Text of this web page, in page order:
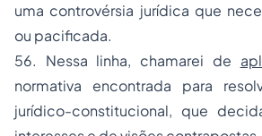
uma controvérsia jurídica que
ou pacificada.
56. Nessa linha, chamarei de
normativa encontrada para
jurídico-constitucional, que